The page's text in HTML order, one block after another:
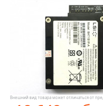
Внешний вид товара может отличаться от